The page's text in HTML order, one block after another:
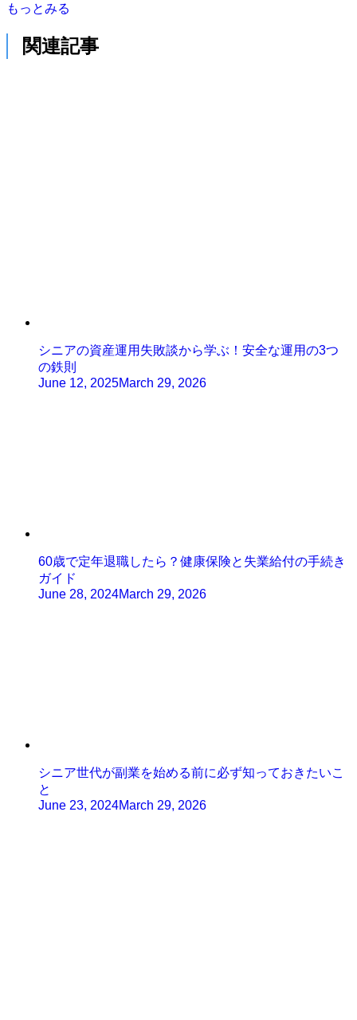
もっとみる
関連記事
シニアの資産運用失敗談から学ぶ！安全な運用の3つ
の鉄則
June 12, 2025March 29, 2026
60歳で定年退職したら？健康保険と失業給付の手続き
ガイド
June 28, 2024March 29, 2026
シニア世代が副業を始める前に必ず知っておきたいこ
と
June 23, 2024March 29, 2026